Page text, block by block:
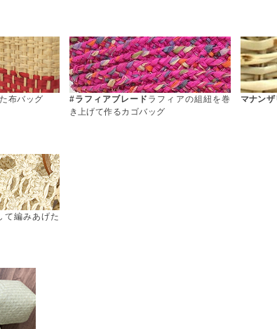
布バッグ #ラフィアブレード ラフィアの組紐を巻
き上げて作るカゴバッグ
マナン
て編みあげた